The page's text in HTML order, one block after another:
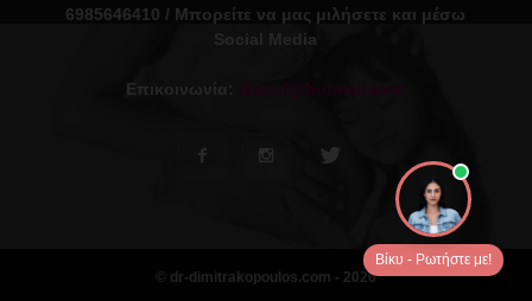
6985646410 / Μπορείτε να μας μιλήσετε και μέσω
Social Media
Επικοινωνία: ikdmd@hotmail.com
© dr-dimitrakopoulos.com - 2026
Βίκυ - Ρωτήστε με!